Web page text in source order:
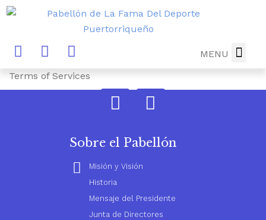
MENU
Terms of Services
Sobre el Pabellón
Misión y Visión
Historia
Mensaje del Presidente
Junta de Directores